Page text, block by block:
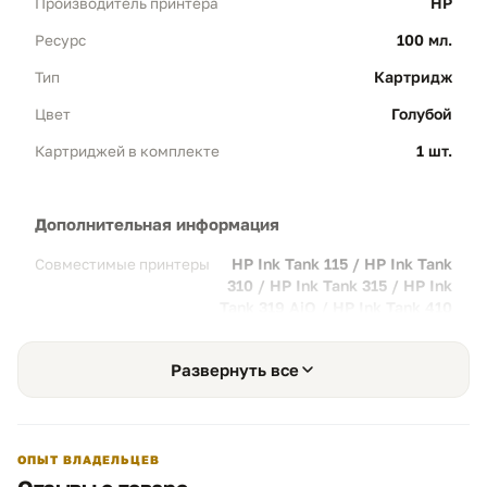
Эффективность:
02
Dye Ink:Чернила на водной основе глубоко
устойчивость к выцветанию графики.
голубого спектров без искажений.
03 Thermal Technology Ready
HP Optimized:Состав чернил полностью
адаптирован под термическую технологию
Безопасность:
Ресурс 100 мл.
Тип Картридж
Цвет Голубой
Картриджей в комплекте 1 шт.
дополнительная информация
Совместимые принтеры
HP Ink Tank 115 / HP Ink Tank
310 / HP Ink Tank 315 / HP Ink
Развернуть все
ОПЫТ ВЛАДЕЛЬЦЕВ